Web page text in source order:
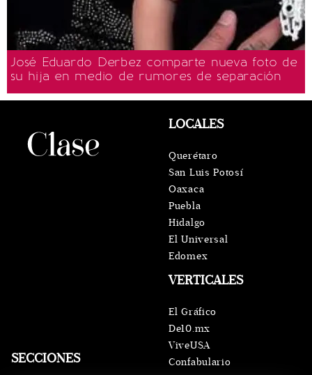
José Eduardo Derbez comparte nueva foto de
su hija en medio de rumores de separación
SECCIONES
VERTICALES
El Gráfico
De10.mx
ViveUSA
Confabulario
LOCALES
Querétaro
San Luis Potosí
Oaxaca
Puebla
Hidalgo
El Universal
Edomex